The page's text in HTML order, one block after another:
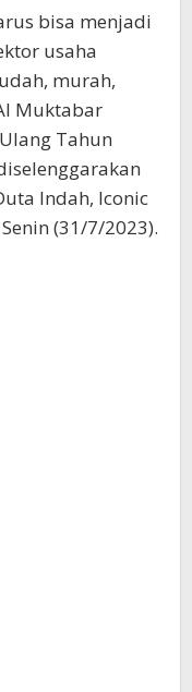
bisa menjadi
usaha
murah,
Muktabar
Tahun
Indah, Iconic
(31/7/2023).